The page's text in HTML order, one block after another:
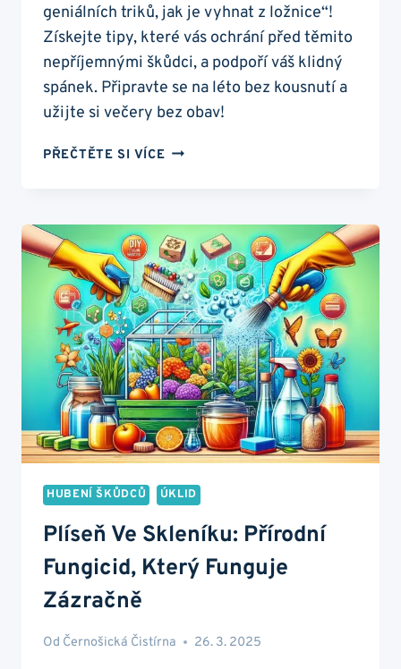
geniálních triků, jak je vyhnat z ložnice“!
Získejte tipy, které vás ochrání před těmito
nepříjemnými škůdci, a podpoří váš klidný
spánek. Připravte se na léto bez kousnutí a
užijte si večery bez obav!
PŘEČTĚTE SI VÍCE KOMÁŘI:
JAK
JE
VYHNAT
Z
LOŽNICE
HUBENÍ ŠKŮDCŮ ÚKLID
Plíseň Ve Skleníku: Přírodní
Fungicid, Který Funguje
Zázračně
Od Černošická Čistírna 26. 3. 2025